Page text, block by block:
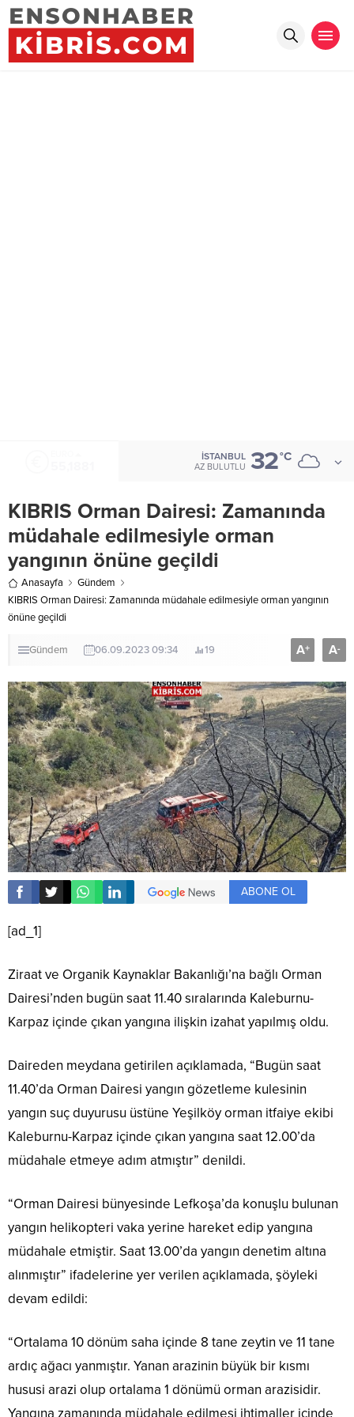
İSTANBUL
AZ BULUTLU 32°C
KIBRIS Orman Dairesi: Zamanında
müdahale edilmesiyle orman
yangının önüne geçildi
Anasayfa
Gündem
KIBRIS Orman Dairesi: Zamanında müdahale edilmesiyle orman yangının
önüne geçildi
Gündem 06.09.2023 09:34 19 A+ A-
ABONE OL
[ad_1]
Ziraat ve Organik Kaynaklar Bakanlığı’na bağlı Orman
Dairesi’nden bugün saat 11.40 sıralarında Kaleburnu-
Karpaz içinde çıkan yangına ilişkin izahat yapılmış oldu.
Daireden meydana getirilen açıklamada, “Bugün saat
11.40’da Orman Dairesi yangın gözetleme kulesinin
yangın suç duyurusu üstüne Yeşilköy orman itfaiye ekibi
Kaleburnu-Karpaz içinde çıkan yangına saat 12.00’da
müdahale etmeye adım atmıştır” denildi.
“Orman Dairesi bünyesinde Lefkoşa’da konuşlu bulunan
yangın helikopteri vaka yerine hareket edip yangına
müdahale etmiştir. Saat 13.00’da yangın denetim altına
alınmıştır” ifadelerine yer verilen açıklamada, şöyleki
devam edildi:
“Ortalama 10 dönüm saha içinde 8 tane zeytin ve 11 tane
ardıç ağacı yanmıştır. Yanan arazinin büyük bir kısmı
hususi arazi olup ortalama 1 dönümü orman arazisidir.
Yangına zamanında müdahale edilmesi ihtimaller içinde